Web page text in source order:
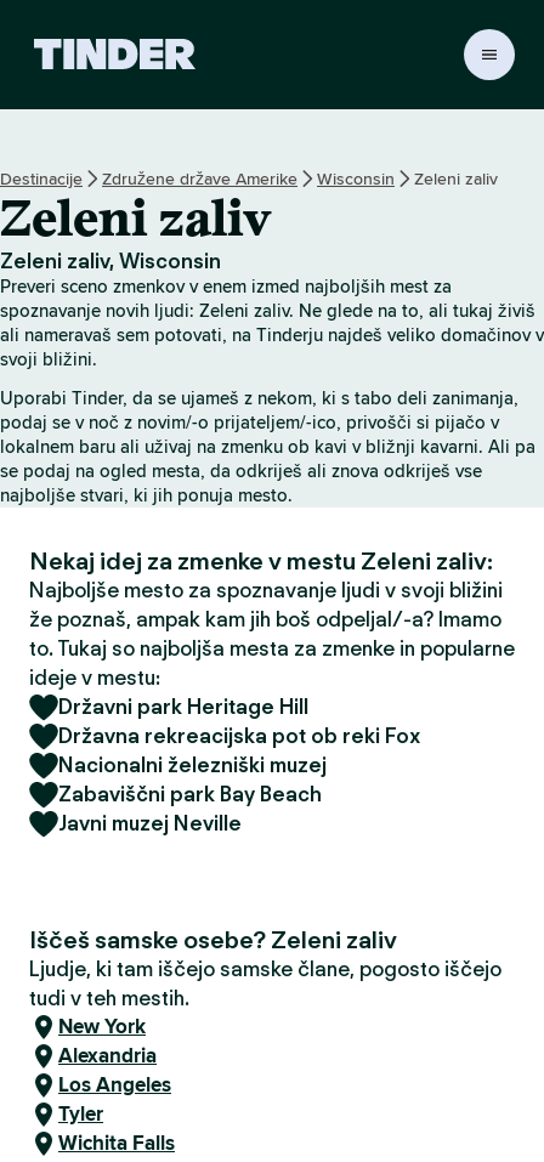
r
:
D
o
m
o
v
Destinacije Združene države Amerike Wisconsin Zeleni zaliv
Zeleni zaliv
Zeleni zaliv, Wisconsin
Preveri sceno zmenkov v enem izmed najboljših mest za
spoznavanje novih ljudi: Zeleni zaliv. Ne glede na to, ali tukaj živiš
ali nameravaš sem potovati, na Tinderju najdeš veliko domačinov v
svoji bližini.
Uporabi Tinder, da se ujameš z nekom, ki s tabo deli zanimanja,
podaj se v noč z novim/-o prijateljem/-ico, privošči si pijačo v
lokalnem baru ali uživaj na zmenku ob kavi v bližnji kavarni. Ali pa
se podaj na ogled mesta, da odkriješ ali znova odkriješ vse
najboljše stvari, ki jih ponuja mesto.
Nekaj idej za zmenke v mestu Zeleni zaliv:
Najboljše mesto za spoznavanje ljudi v svoji bližini
že poznaš, ampak kam jih boš odpeljal/-a? Imamo
to. Tukaj so najboljša mesta za zmenke in popularne
ideje v mestu:
Državni park Heritage Hill
Državna rekreacijska pot ob reki Fox
Nacionalni železniški muzej
Zabaviščni park Bay Beach
Javni muzej Neville
Iščeš samske osebe? Zeleni zaliv
Ljudje, ki tam iščejo samske člane, pogosto iščejo
tudi v teh mestih.
New York
Alexandria
Los Angeles
Tyler
Wichita Falls